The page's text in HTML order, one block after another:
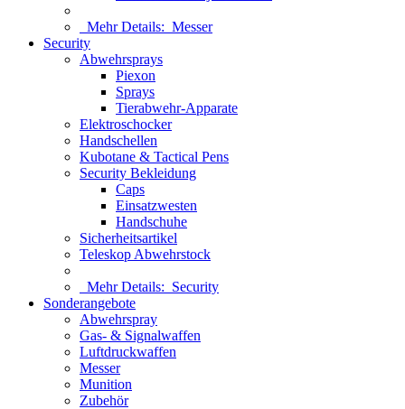
Mehr Details: Messer
Security
Abwehrsprays
Piexon
Sprays
Tierabwehr-Apparate
Elektroschocker
Handschellen
Kubotane & Tactical Pens
Security Bekleidung
Caps
Einsatzwesten
Handschuhe
Sicherheitsartikel
Teleskop Abwehrstock
Mehr Details: Security
Sonderangebote
Abwehrspray
Gas- & Signalwaffen
Luftdruckwaffen
Messer
Munition
Zubehör